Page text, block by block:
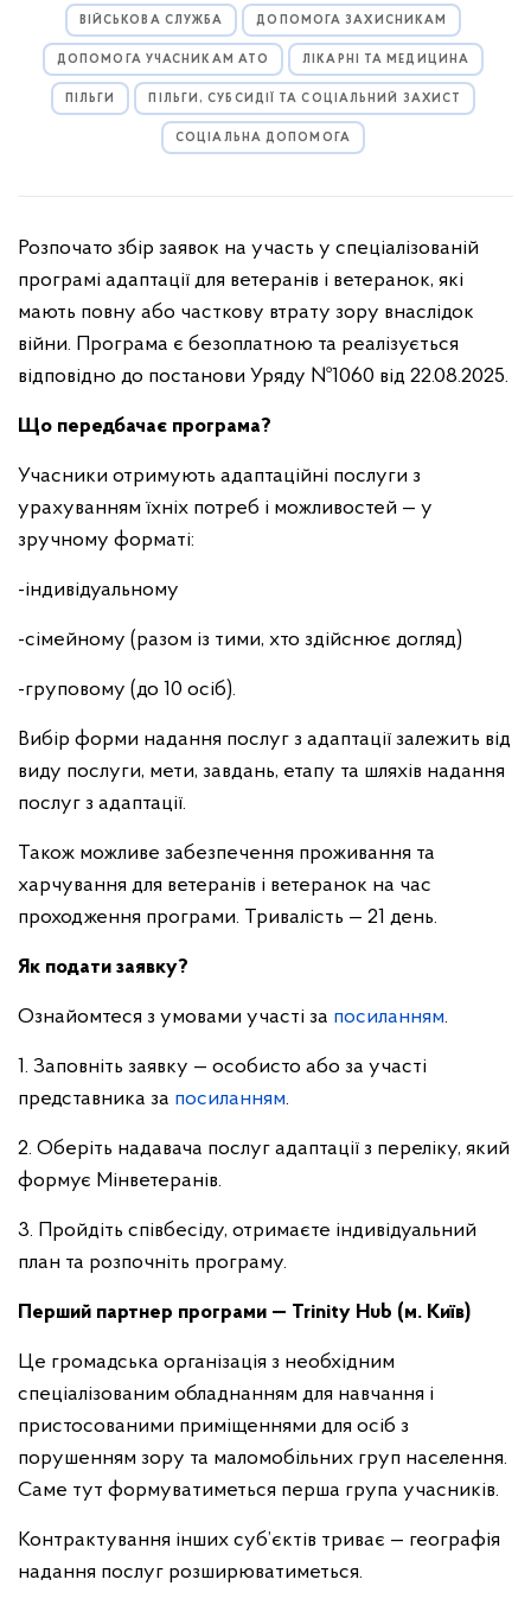
ВІЙСЬКОВА СЛУЖБА ДОПОМОГА ЗАХИСНИКАМ
ДОПОМОГА УЧАСНИКАМ АТО ЛІКАРНІ ТА МЕДИЦИНА
ПІЛЬГИ ПІЛЬГИ, СУБСИДІЇ ТА СОЦІАЛЬНИЙ ЗАХИСТ
СОЦІАЛЬНА ДОПОМОГА
Розпочато збір заявок на участь у спеціалізованій
програмі адаптації для ветеранів і ветеранок, які
мають повну або часткову втрату зору внаслідок
війни. Програма є безоплатною та реалізується
відповідно до постанови Уряду №1060 від 22.08.2025.
Що передбачає програма?
Учасники отримують адаптаційні послуги з
урахуванням їхніх потреб і можливостей — у
зручному форматі:
-індивідуальному
-сімейному (разом із тими, хто здійснює догляд)
-груповому (до 10 осіб).
Вибір форми надання послуг з адаптації залежить від
виду послуги, мети, завдань, етапу та шляхів надання
послуг з адаптації.
Також можливе забезпечення проживання та
харчування для ветеранів і ветеранок на час
проходження програми. Тривалість — 21 день.
Як подати заявку?
Ознайомтеся з умовами участі за посиланням.
1. Заповніть заявку — особисто або за участі
представника за посиланням.
2. Оберіть надавача послуг адаптації з переліку, який
формує Мінветеранів.
3. Пройдіть співбесіду, отримаєте індивідуальний
план та розпочніть програму.
Перший партнер програми — Trinity Hub (м. Київ)
Це громадська організація з необхідним
спеціалізованим обладнанням для навчання і
пристосованими приміщеннями для осіб з
порушенням зору та маломобільних груп населення.
Саме тут формуватиметься перша група учасників.
Контрактування інших суб’єктів триває — географія
надання послуг розширюватиметься.